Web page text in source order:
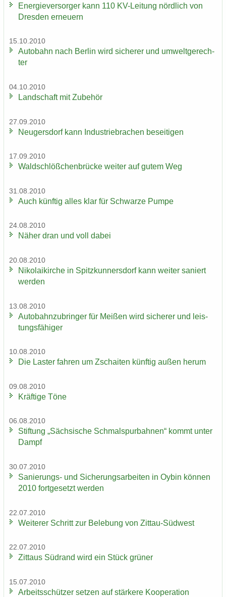
En­er­gie­ver­sor­ger kann 110 KV-​Leitung nörd­lich von
Dres­den er­neu­ern
15.10.2010
Au­to­bahn nach Ber­lin wird si­che­rer und um­welt­ge­rech­
ter
04.10.2010
Land­schaft mit Zu­be­hör
27.09.2010
Neu­gers­dorf kann In­dus­trie­bra­chen be­sei­ti­gen
17.09.2010
Wald­schlöß­chen­brü­cke wei­ter auf gutem Weg
31.08.2010
Auch künf­tig alles klar für Schwar­ze Pumpe
24.08.2010
Näher dran und voll dabei
20.08.2010
Ni­ko­lai­kir­che in Spitz­kun­ners­dorf kann wei­ter sa­niert
wer­den
13.08.2010
Au­to­bahn­zu­brin­ger für Mei­ßen wird si­che­rer und leis­
tungs­fä­hi­ger
10.08.2010
Die Las­ter fah­ren um Zschai­ten künf­tig außen herum
09.08.2010
Kräf­ti­ge Töne
06.08.2010
Stif­tung „Säch­si­sche Schmal­spur­bah­nen“ kommt unter
Dampf
30.07.2010
Sanierungs-​ und Si­che­rungs­ar­bei­ten in Oybin kön­nen
2010 fort­ge­setzt wer­den
22.07.2010
Wei­te­rer Schritt zur Be­le­bung von Zittau-​Südwest
22.07.2010
Zit­taus Süd­rand wird ein Stück grü­ner
15.07.2010
Ar­beits­schüt­zer set­zen auf stär­ke­re Ko­ope­ra­ti­on